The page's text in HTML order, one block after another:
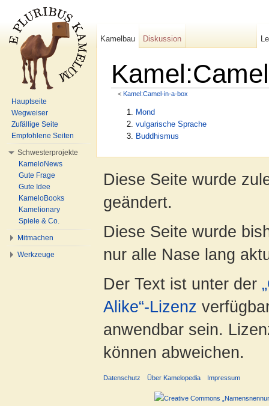
< Kamel:Camel-in-a-box
Mond
vulgarische Sprache
Buddhismus
Kamelbau Diskussion
Hauptseite
Wegweiser
Zufällige Seite
Empfohlene Seiten
Schwesterprojekte
KameloNews
Gute Frage
Gute Idee
KameloBooks
Kamelionary
Spiele & Co.
Mitmachen
Werkzeuge
Diese Seite wurde
geändert.
Diese Seite wurde
nur alle Nase lang
Der Text ist unter der
Alike“-Lizenz
anwendbar sein.
können abweichen.
Datenschutz Über Kamelopedia Impressum